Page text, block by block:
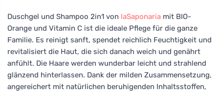
Duschgel und Shampoo 2in1 von laSaponaria mit BIO-
Orange und Vitamin C ist die ideale Pflege für die ganze
Familie. Es reinigt sanft, spendet reichlich Feuchtigkeit und
revitalisiert die Haut, die sich danach weich und genährt
anfühlt. Die Haare werden wunderbar leicht und strahlend
glänzend hinterlassen. Dank der milden Zusammensetzung,
angereichert mit natürlichen beruhigenden Inhaltsstoffen,